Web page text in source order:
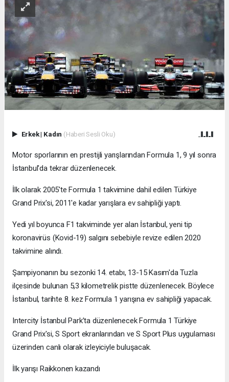
Erkek| Kadın (Haberi Sesli Oku)
Motor sporlarının en prestijli yarışlarından Formula 1, 9 yıl sonra
İstanbul'da tekrar düzenlenecek.
İlk olarak 2005'te Formula 1 takvimine dahil edilen Türkiye
Grand Prix'si, 2011'e kadar yarışlara ev sahipliği yaptı.
Yedi yıl boyunca F1 takviminde yer alan İstanbul, yeni tip
koronavirüs (Kovid-19) salgını sebebiyle revize edilen 2020
takvimine alındı.
Şampiyonanın bu sezonki 14. etabı, 13-15 Kasım'da Tuzla
ilçesinde bulunan 5,3 kilometrelik pistte düzenlenecek. Böylece
İstanbul, tarihte 8. kez Formula 1 yarışına ev sahipliği yapacak.
Intercity İstanbul Park’ta düzenlenecek Formula 1 Türkiye
Grand Prix'si, S Sport ekranlarından ve S Sport Plus uygulaması
üzerinden canlı olarak izleyiciyle buluşacak.
İlk yarışı Raikkonen kazandı